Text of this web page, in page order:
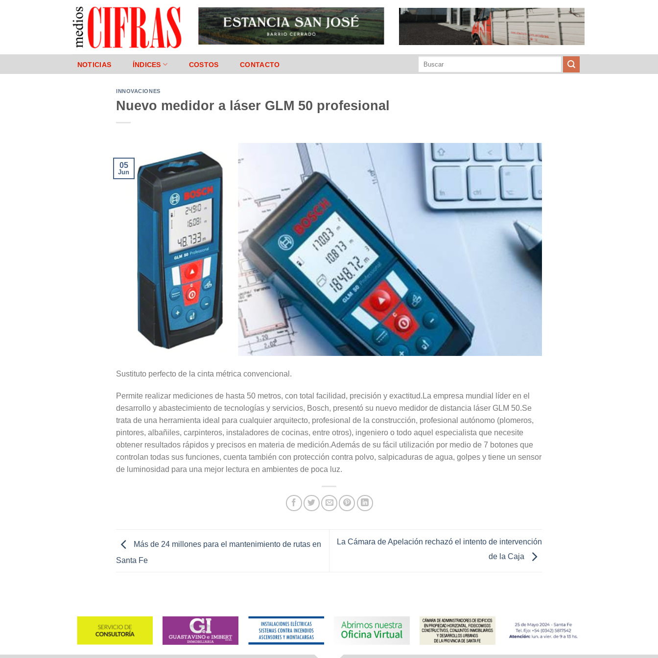
NOTICIAS ÍNDICES COSTOS CONTACTO
INNOVACIONES
Nuevo medidor a láser GLM 50 profesional
05
Jun
Sustituto perfecto de la cinta métrica convencional.
Permite realizar mediciones de hasta 50 metros, con total facilidad, precisión y exactitud.La empresa mundial líder en el
desarrollo y abastecimiento de tecnologías y servicios, Bosch, presentó su nuevo medidor de distancia láser GLM 50.Se
trata de una herramienta ideal para cualquier arquitecto, profesional de la construcción, profesional autónomo (plomeros,
pintores, albañiles, carpinteros, instaladores de cocinas, entre otros), ingeniero o todo aquel especialista que necesite
obtener resultados rápidos y precisos en materia de medición.Además de su fácil utilización por medio de 7 botones que
controlan todas sus funciones, cuenta también con protección contra polvo, salpicaduras de agua, golpes y tiene un sensor
de luminosidad para una mejor lectura en ambientes de poca luz.
Más de 24 millones para el mantenimiento de rutas en
Santa Fe
La Cámara de Apelación rechazó el intento de intervención
de la Caja